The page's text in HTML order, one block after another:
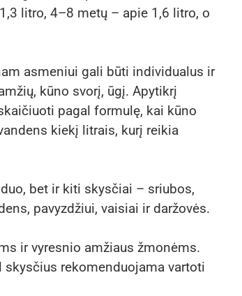
litro, 4–8 metų – apie 1,6 litro, o
asmeniui gali būti individualus ir
kūno svorį, ūgį. Apytikrį
pagal formulę, kai kūno
kiekį litrais, kurį reikia
bet ir kiti skysčiai – sriubos,
pavyzdžiui, vaisiai ir daržovės.
ir vyresnio amžiaus žmonėms.
rekomenduojama vartoti